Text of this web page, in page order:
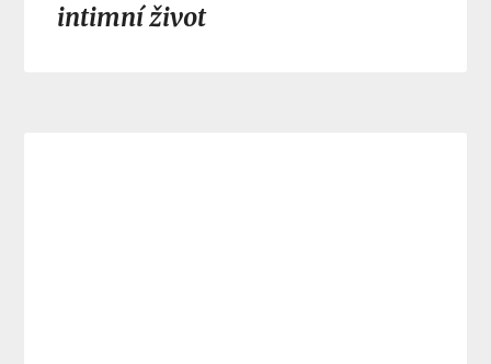
intimní život